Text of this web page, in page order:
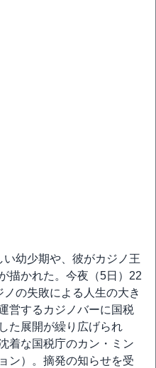
幼少期や、彼がカジノ王
描かれた。今夜（5日）22
の失敗による人生の大き
営するカジノバーに国税
た展開が繰り広げられ
着な国税庁のカン・ミン
ン）。摘発の知らせを受